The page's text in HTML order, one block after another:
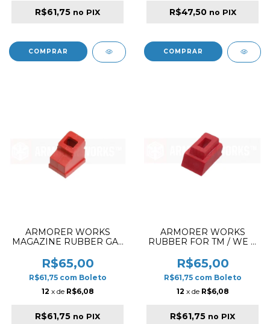
R$61,75 no PIX R$47,50 no PIX
ARMORER WORKS
MAGAZINE RUBBER GAS
AW HI-CAPA
R$65,00
R$61,75 com Boleto
12 x de R$6,08
R$61,75 no PIX
ARMORER WORKS
RUBBER FOR TM / WE G
R$65,00
R$61,75 com Boleto
12 x de R$6,08
R$61,75 no PIX